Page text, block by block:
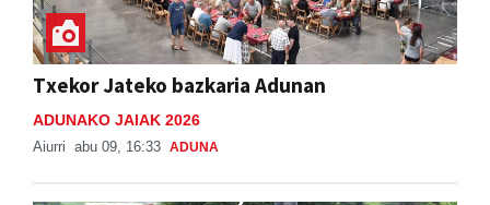
Txekor Jateko bazkaria Adunan
ADUNAKO JAIAK 2026
Aiurri abu 09, 16:33 ADUNA